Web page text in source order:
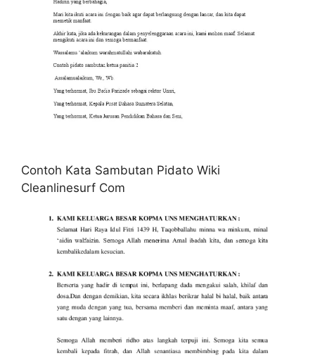
Contoh Kata Sambutan Pidato Wiki
Cleanlinesurf Com